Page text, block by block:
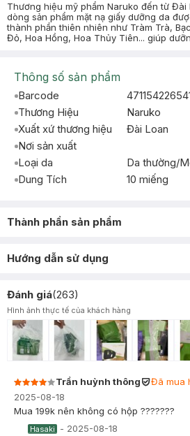
Thương hiệu mỹ phẩm Naruko đến từ
dòng sản phẩm mặt nạ giấy dưỡng da
thành phần thiên nhiên như Tràm Trà,
Đỏ, Hoa Hồng, Hoa Thủy Tiên... giúp
Thông số sản phẩm
Barcode
Thương Hiệu
Naruko
Xuất xứ thương hiệu
Đài Loan
Nơi sản xuất
Loại da
Da thường/
Dung Tích
10 miếng
Thành phần sản phẩm
Hướng dẫn sử dụng
Đánh giá(263)
Hình ảnh thực tế của khách hàng
Trần huỳnh thông
Đã mua
2025-08-18
Mua 199k nên không có hộp ???????
Hasaki - 2025-08-18